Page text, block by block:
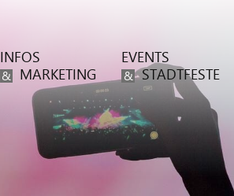
INFOS
& MARKETING
EVENTS
& STADTFESTE